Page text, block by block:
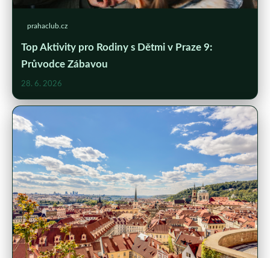
prahaclub.cz
Top Aktivity pro Rodiny s Dětmi v Praze 9:
Průvodce Zábavou
28. 6. 2026